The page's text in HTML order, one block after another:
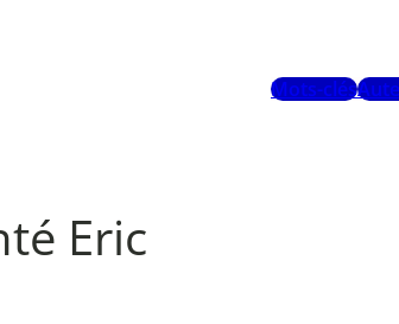
Mots-clés
Eric